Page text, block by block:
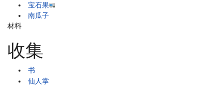
宝石果
南瓜子
材料
收集
书
仙人掌